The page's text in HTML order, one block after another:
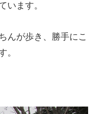
います。
んが歩き、勝手にこ
。